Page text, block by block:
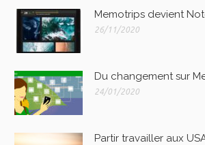
Memotrips devient
26/11/2020
Du changement sur
24/01/2020
Partir travailler aux